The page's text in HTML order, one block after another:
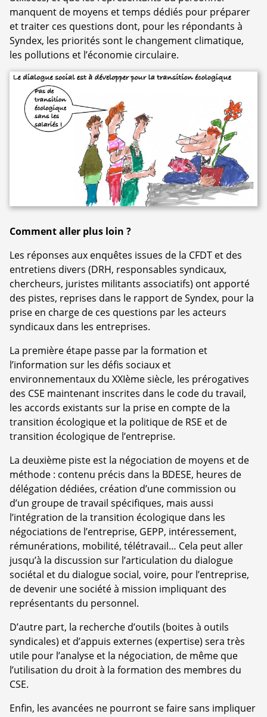
manquent de moyens et temps dédiés pour préparer
et traiter ces questions dont, pour les répondants à
Syndex, les priorités sont le changement climatique,
les pollutions et l’économie circulaire.
Comment aller plus loin ?
Les réponses aux enquêtes issues de la CFDT et des
entretiens divers (DRH, responsables syndicaux,
chercheurs, juristes militants associatifs) ont apporté
des pistes, reprises dans le rapport de Syndex, pour la
prise en charge de ces questions par les acteurs
syndicaux dans les entreprises.
La première étape passe par la formation et
l’information sur les défis sociaux et
environnementaux du XXIème siècle, les prérogatives
des CSE maintenant inscrites dans le code du travail,
les accords existants sur la prise en compte de la
transition écologique et la politique de RSE et de
transition écologique de l’entreprise.
La deuxième piste est la négociation de moyens et de
méthode : contenu précis dans la BDESE, heures de
délégation dédiées, création d’une commission ou
d’un groupe de travail spécifiques, mais aussi
l’intégration de la transition écologique dans les
négociations de l’entreprise, GEPP, intéressement,
rémunérations, mobilité, télétravail… Cela peut aller
jusqu’à la discussion sur l’articulation du dialogue
sociétal et du dialogue social, voire, pour l’entreprise,
de devenir une société à mission impliquant des
représentants du personnel.
D’autre part, la recherche d’outils (boites à outils
syndicales) et d’appuis externes (expertise) sera très
utile pour l’analyse et la négociation, de même que
l’utilisation du droit à la formation des membres du
CSE.
Enfin, les avancées ne pourront se faire sans impliquer